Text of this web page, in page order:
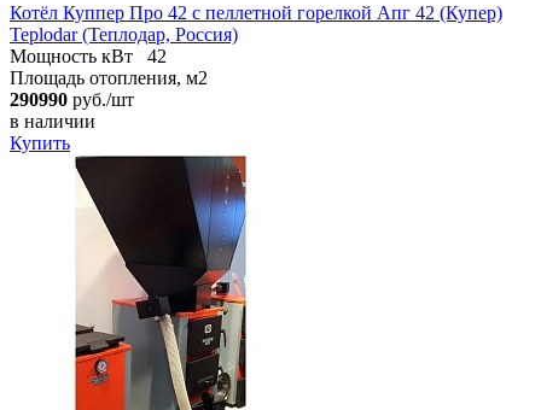
Котёл Куппер Про 42 с пеллетной горелкой Апг 42 (Купер)
Teplodar (Теплодар, Россия)
Мощность кВт
42
Площадь отопления, м2
290990 руб./шт
в наличии
Купить